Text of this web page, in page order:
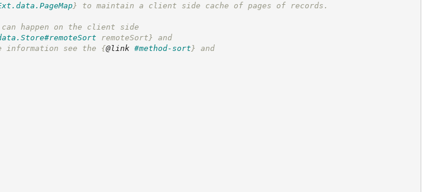
} to maintain a client side cache of pages of records.
happen on the client side
remoteSort} and
information see the {@link #method-sort } and